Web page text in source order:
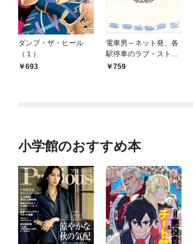
ダンプ・ザ・ヒール
（１）
693
電車男～ネット発、各
駅停車のラブ・ストー
リー～（１）
759
小学館のおすすめ本